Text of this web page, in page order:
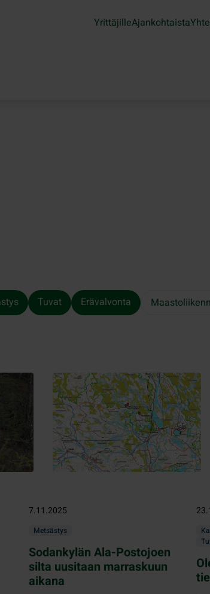
YrittäjilleAjankohtaista
Tuvat Erävalvonta
7.11.2025
Metsästys
Sodankylän Ala-Postojoen
silta uusitaan marraskuun
aikana